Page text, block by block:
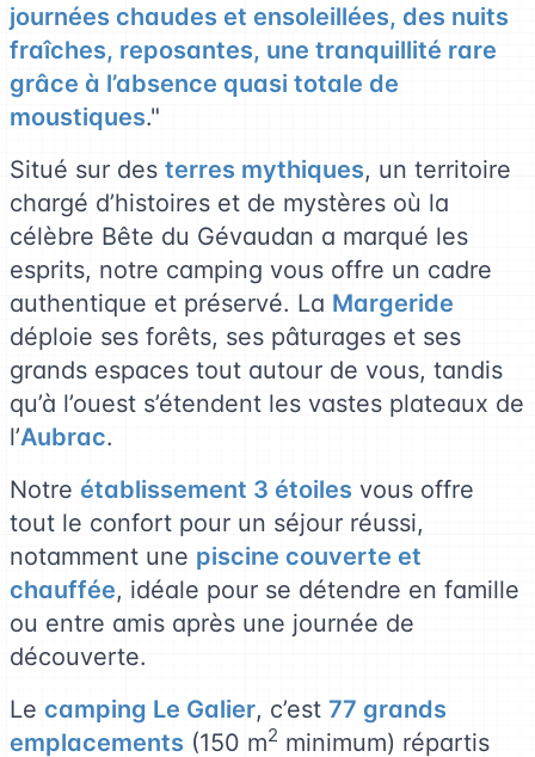
journées chaudes et ensoleillées, des nuits
fraîches, reposantes, une tranquillité rare
grâce à l’absence quasi totale de
moustiques."
Situé sur des terres mythiques, un territoire
chargé d’histoires et de mystères où la
célèbre Bête du Gévaudan a marqué les
esprits, notre camping vous offre un cadre
authentique et préservé. La Margeride
déploie ses forêts, ses pâturages et ses
grands espaces tout autour de vous, tandis
qu’à l’ouest s’étendent les vastes plateaux de
l’Aubrac.
Notre établissement 3 étoiles vous offre
tout le confort pour un séjour réussi,
notamment une piscine couverte et
chauffée, idéale pour se détendre en famille
ou entre amis après une journée de
découverte.
Le camping Le Galier, c’est 77 grands
emplacements (150 m2 minimum) répartis